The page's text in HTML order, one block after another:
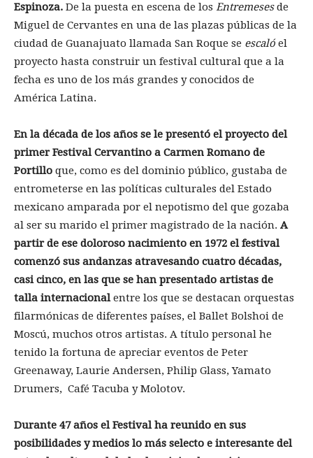
Espinoza. De la puesta en escena de los Entremesesde
Miguel de Cervantes en una de las plazas públicas de la
ciudad de Guanajuato llamada San Roque se escalóel
proyecto hasta construir un festival cultural que a la
fecha es uno de los más grandes y conocidos de
América Latina.
En la década de los años se le presentó el proyecto del
primer Festival Cervantino a Carmen Romano de
Portillo que, como es del dominio público, gustaba de
entrometerse en las políticas culturales del Estado
mexicano amparada por el nepotismo del que gozaba
al ser su marido el primer magistrado de la nación. A
partir de ese doloroso nacimiento en 1972 el festival
comenzó sus andanzas atravesando cuatro décadas,
casi cinco, en las que se han presentado artistas de
talla internacionalentre los que se destacan orquestas
filarmónicas de diferentes países, el Ballet Bolshoi de
Moscú, muchos otros artistas. A título personal he
tenido la fortuna de apreciar eventos de Peter
Greenaway, Laurie Andersen, Philip Glass, Yamato
Drumers, Café Tacuba y Molotov.
Durante 47 años el Festival ha reunido en sus
posibilidades y medios lo más selecto e interesante del